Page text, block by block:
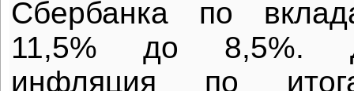
Сбербанка по
11,5% до 8,5%.
инфляция по